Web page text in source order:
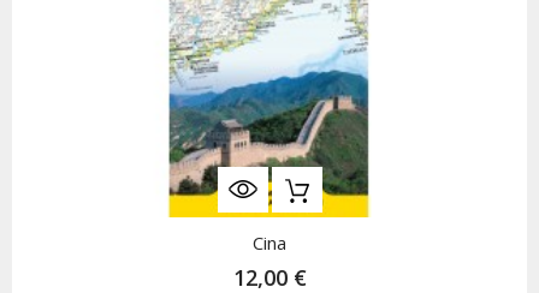
Cina
12,00 €